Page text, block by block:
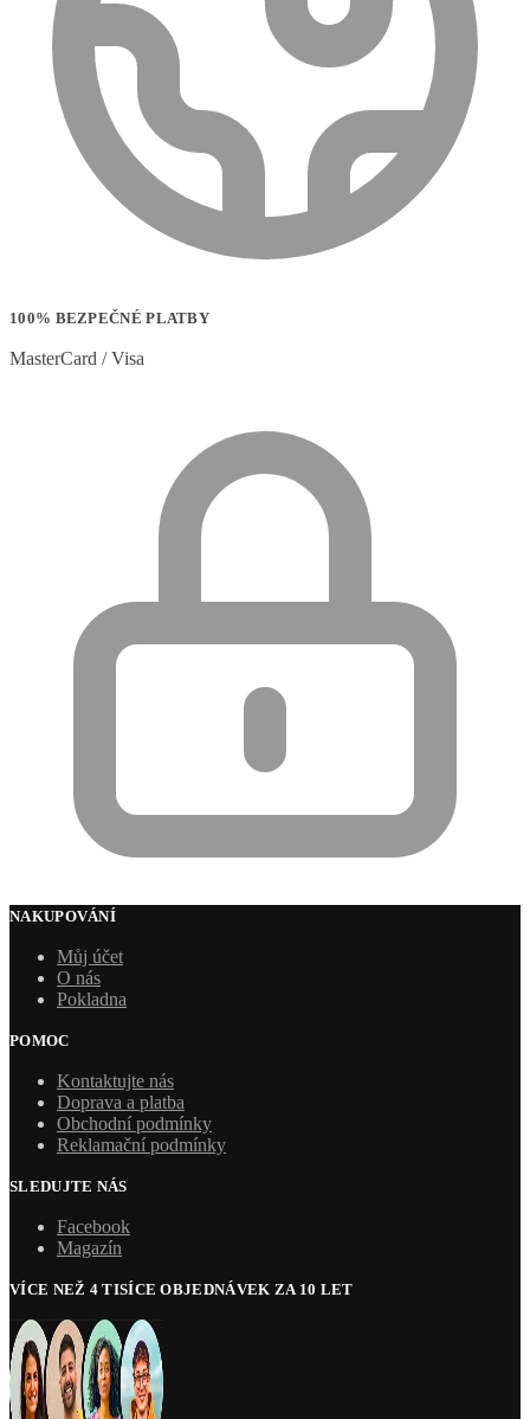
100% BEZPEČNÉ PLATBY
MasterCard / Visa
NAKUPOVÁNÍ
Můj účet
O nás
Pokladna
POMOC
Kontaktujte nás
Doprava a platba
Obchodní podmínky
Reklamační podmínky
SLEDUJTE NÁS
Facebook
Magazín
VÍCE NEŽ 4 TISÍCE OBJEDNÁVEK ZA 10 LET